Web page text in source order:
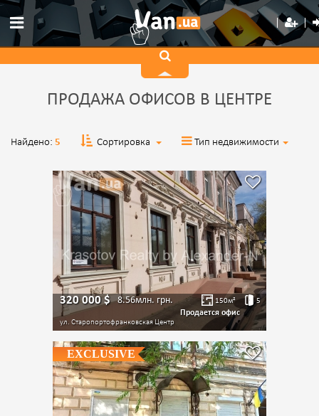
ПРОДАЖА ОФИСОВ В ЦЕНТРЕ
Найдено: 5 Сортировка Тип недвижимости
320 000$ 8.56млн. грн. 150м² 5
Продается офис
ул. СтаропортофранковскаяЦентр
EXCLUSIVE